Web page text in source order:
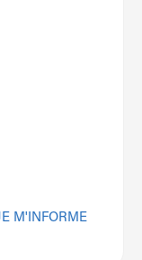
M'INFORME